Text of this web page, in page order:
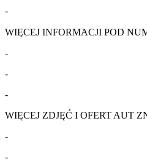
-
WIĘCEJ INFORMACJI POD
-
-
-
WIĘCEJ ZDJĘĆ I OFERT AUT
-
-